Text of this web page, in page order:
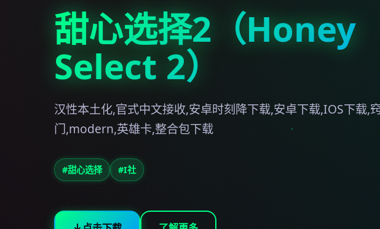
甜心选择2（Honey
Select 2）
汉性本土化,官式中文接收,安卓时刻降下载,安卓下载,IOS下载,
门,modern,英雄卡,整合包下载
#甜心选择 #I社